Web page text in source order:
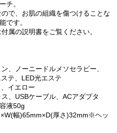
チ。
で、お肌の組織を傷つけることな
です。
の説明書をご覧ください。
、ノーニードルメソセラピー、
テ、LED光エステ
イエロー
、USBケーブル、ACアダプタ
液50g
幅)65mm×D(厚さ)32mm※ヘッ